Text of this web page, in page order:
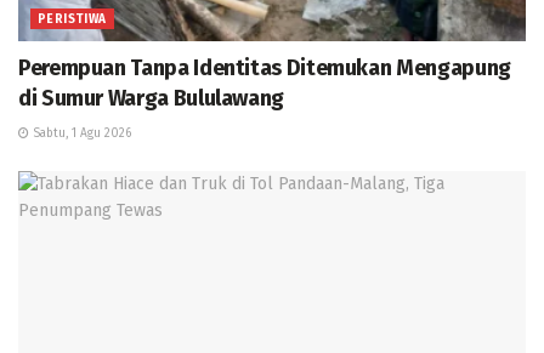
PERISTIWA
Perempuan Tanpa Identitas Ditemukan Mengapung
di Sumur Warga Bululawang
Sabtu, 1 Agu 2026